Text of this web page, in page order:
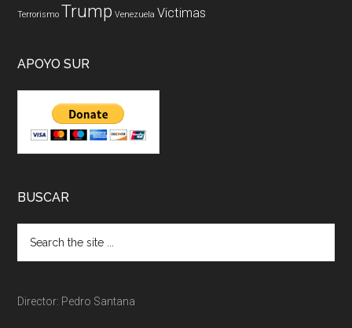
Terrorismo Trump Venezuela Victimas
APOYO SUR
BUSCAR
Director: Pedro Santana